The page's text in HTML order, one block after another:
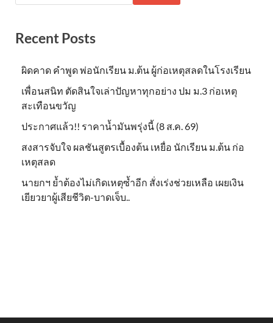
Recent Posts
ผิดคาด คำพูด พ่อนักเรียน ม.ต้น ผู้ก่อเหตุสลดในโรงเรียน
เพื่อนสนิท ตัดสินใจเล่าปัญหาทุกอย่าง ปม ม.3 ก่อเหตุ
สะเทือนขวัญ
ประกาศแล้ว!! ราคาน้ำมันพรุ่งนี้ (8 ส.ค. 69)
สงสารจับใจ ผลชันสูตรเบื้องต้น เหยื่อ นักเรียน ม.ต้น ก่อ
เหตุสลด
นายกฯ ย้ำต้องไม่เกิดเหตุซ้ำอีก สั่งเร่งช่วยเหลือ เผยเงิน
เยียวยาผู้เสียชีวิต-บาดเจ็บ..